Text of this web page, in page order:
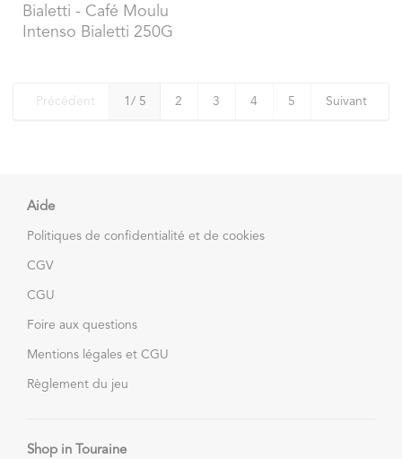
Bialetti - Café Moulu
Intenso Bialetti 250G
Précédent 1 / 5 2 3 4 5 Suivant
Aide
Politiques de confidentialité et de cookies
CGV
CGU
Foire aux questions
Mentions légales et CGU
Règlement du jeu
Shop in Touraine